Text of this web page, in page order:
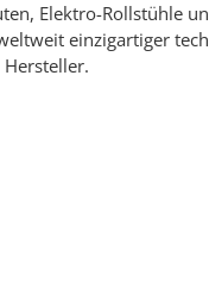
Elektro-Rollstühle
einzigartiger